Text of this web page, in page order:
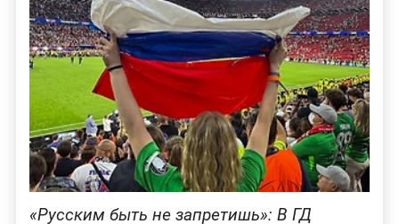
«Русским быть не запретишь»: В ГД